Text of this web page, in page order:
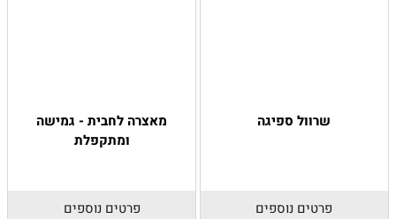
שרוול ספיגה
פרטים נוספים
מאצרה לחבית - גמישה
ומתקפלת
פרטים נוספים